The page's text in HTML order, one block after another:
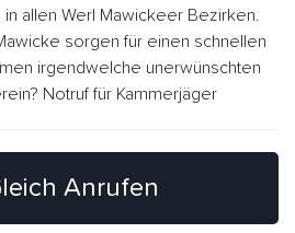
in allen Werl Mawickeer Bezirken.
sorgen für einen schnellen
irgendwelche unerwünschten
Notruf für Kammerjäger
Anrufen